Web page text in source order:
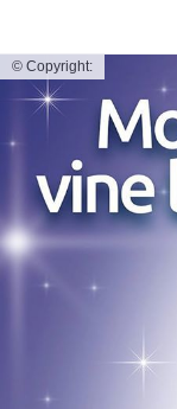
© Copyright: